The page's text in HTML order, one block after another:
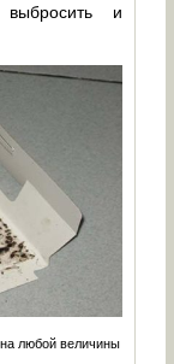
и
любой величины